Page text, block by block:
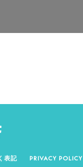
表記 PRIVACY POLICY